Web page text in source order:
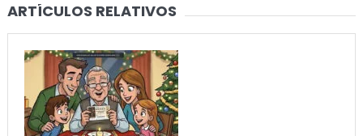
ARTÍCULOS RELATIVOS